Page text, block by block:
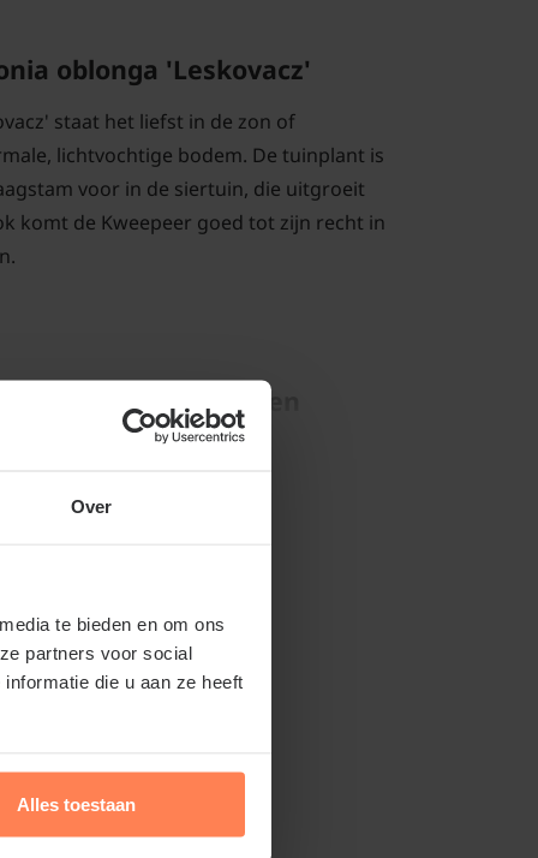
Over
te bieden en om ons
partners voor social
die u aan ze heeft
Alles toestaan
oblonga 'Leskovacz'
staat het liefst in de zon of
lichtvochtige bodem. De tuinplant is
voor in de siertuin, die uitgroeit
komt de Kweepeer goed tot zijn recht in
'Leskovacz' snoeien en
in de winter, bij vorstvrij weer, oude en
kunt u jaarrond planten. Dit
in pot leveren. Aanplanten in de